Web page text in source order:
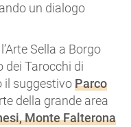
un dialogo
Sella a Borgo
dei Tarocchi di
il suggestivoParco
della grande area
Monte Falterona